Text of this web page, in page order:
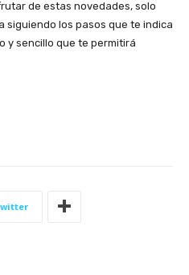
de estas novedades, solo
siguiendo los pasos que te indica
y sencillo que te permitirá